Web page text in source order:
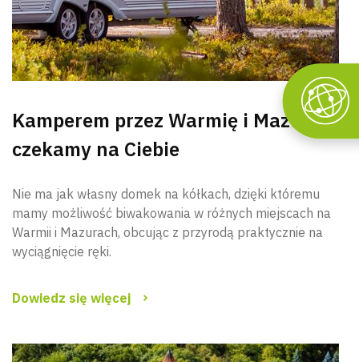
Kamperem przez Warmię i Mazury –
czekamy na Ciebie
Nie ma jak własny domek na kółkach, dzięki któremu
mamy możliwość biwakowania w różnych miejscach na
Warmii i Mazurach, obcując z przyrodą praktycznie na
wyciągnięcie ręki.
Dowiedz się więcej